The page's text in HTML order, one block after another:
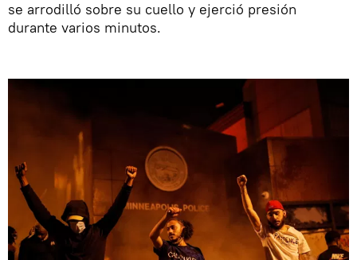
se arrodilló sobre su cuello y ejerció presión
durante varios minutos.